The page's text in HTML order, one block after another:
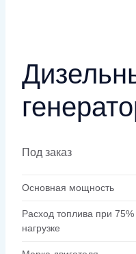
Под заказ
Основная мощность
Расход топлива при 75%
нагрузке